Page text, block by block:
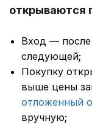
открываются
Вход ― после
следующей;
Покупку
выше цены
отложенный
вручную;